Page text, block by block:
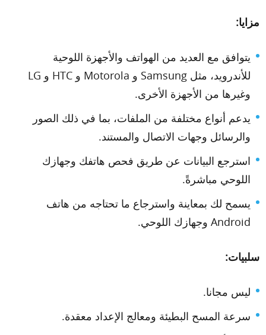
مزايا:
يتوافق مع العديد من الهواتف والأجهزة اللوحية
للأندرويد، مثل Samsung و Motorola و HTC و LG
وغيرها من الأجهزة الأخرى.
يدعم أنواع مختلفة من الملفات، بما في ذلك الصور
والرسائل وجهات الاتصال والمستند.
استرجع البيانات عن طريق فحص هاتفك وجهازك
اللوحي مباشرةً.
يسمح لك بمعاينة واسترجاع ما تحتاجه من هاتف
Android وجهازك اللوحي.
سلبيات:
ليس مجانا.
سرعة المسح البطيئة ومعالج الإعداد معقدة.